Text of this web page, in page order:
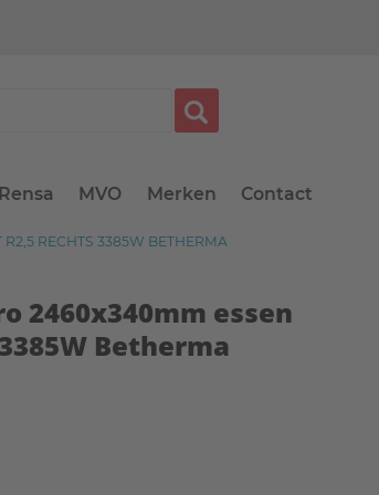
MVO Merken Contact
RECHTS 3385W BETHERMA
2460x340mm essen
Betherma